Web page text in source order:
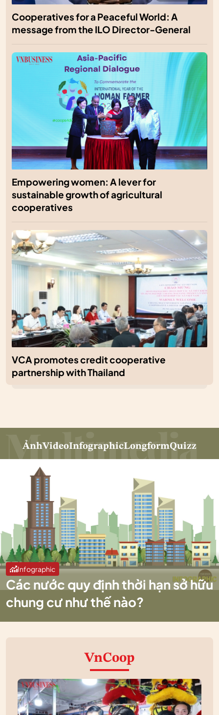
Cooperatives for a Peaceful World: A
message from the ILO Director-General
Empowering women: A lever for
sustainable growth of agricultural
cooperatives
VCA promotes credit cooperative
partnership with Thailand
ẢnhVideoInfographicLongformQuizz
Infographic
Các nước quy định thời hạn sở hữu
chung cư như thế nào?
VnCoop